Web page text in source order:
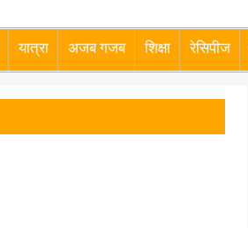
यात्रा अजब गजब शिक्षा रेसिपीज